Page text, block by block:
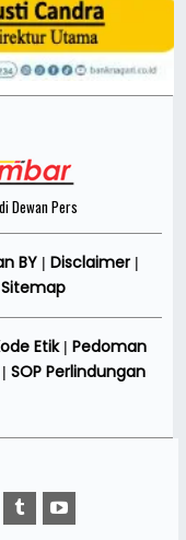
Dewan Pers
BY| Disclaimer|
Sitemap
Etik| Pedoman
SOP Perlindungan